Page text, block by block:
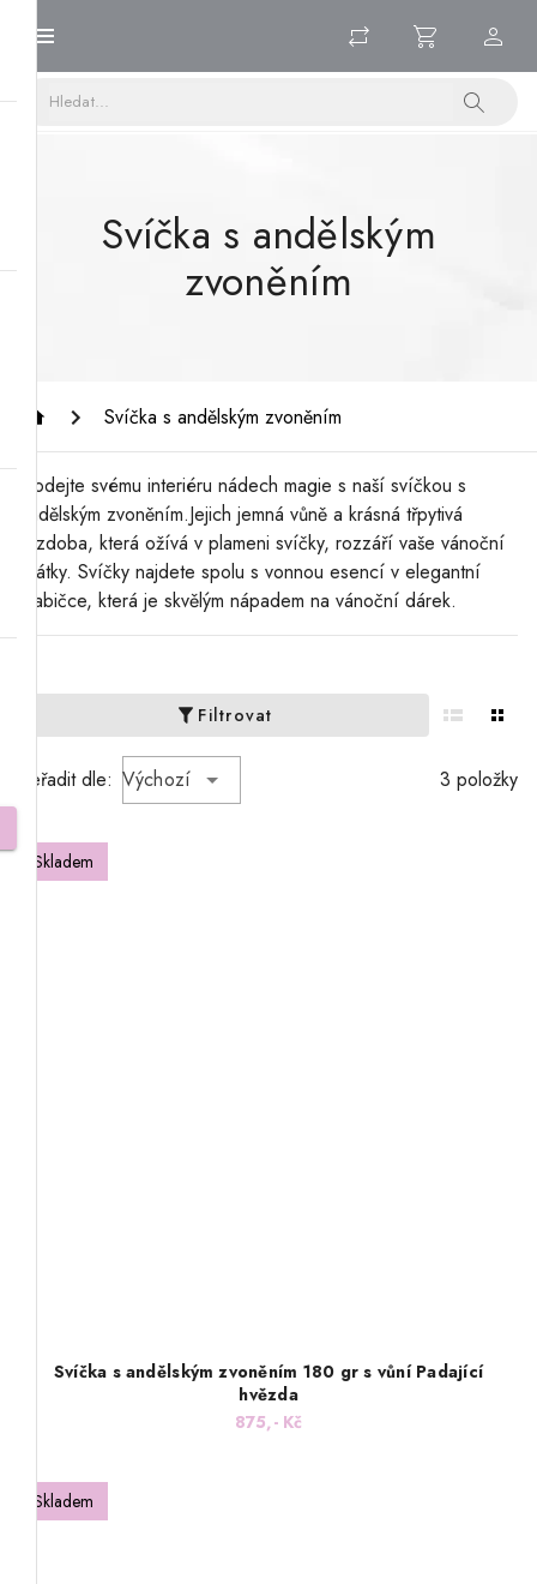
Svíčka s andělským
zvoněním
Svíčka s andělským zvoněním
Dodejte svému interiéru nádech magie s naší svíčkou s
andělským zvoněním.Jejich jemná vůně a krásná třpytivá
výzdoba, která ožívá v plameni svíčky, rozzáří vaše vánoční
svátky. Svíčky najdete spolu s vonnou esencí v elegantní
krabičce, která je skvělým nápadem na vánoční dárek.
Filtrovat
3 položky
Seřadit dle: Výchozí
Skladem
Svíčka s andělským zvoněním 180 gr s vůní Padající
hvězda
875,- Kč
Skladem